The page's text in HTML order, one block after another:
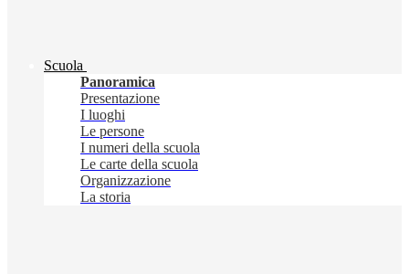
Scuola
Panoramica
Presentazione
I luoghi
Le persone
I numeri della scuola
Le carte della scuola
Organizzazione
La storia